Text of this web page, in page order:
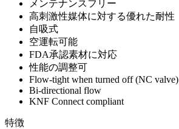
メンテナンスフリー
高刺激性媒体に対する優れた耐性
自吸式
空運転可能
FDA承認素材に対応
性能の調整可
Flow-tight when turned off (NC valve)
Bi-directional flow
KNF Connect compliant
特徴